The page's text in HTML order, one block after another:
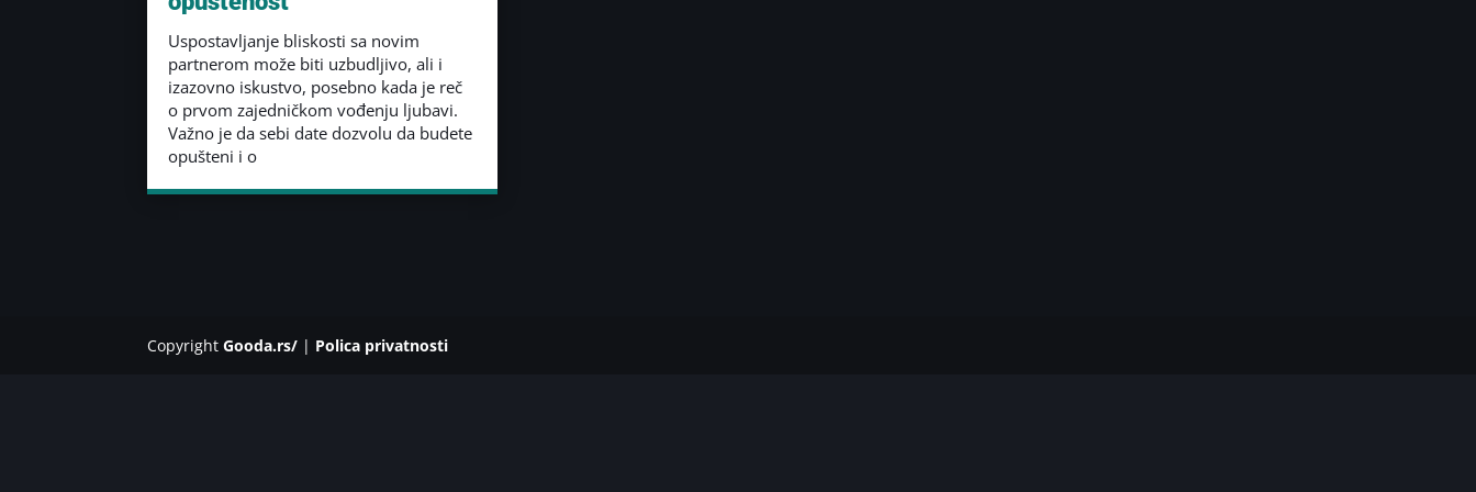
Uspostavljanje bliskosti sa novim
partnerom može biti uzbudljivo, ali i
izazovno iskustvo, posebno kada je reč
o prvom zajedničkom vođenju ljubavi.
Važno je da sebi date dozvolu da budete
opušteni i o
CopyrightGooda.rs/ | Polica privatnosti